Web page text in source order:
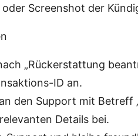
Screenshot der
„Rückerstattung
ID an.
den Support mit Betreff
Details bei.